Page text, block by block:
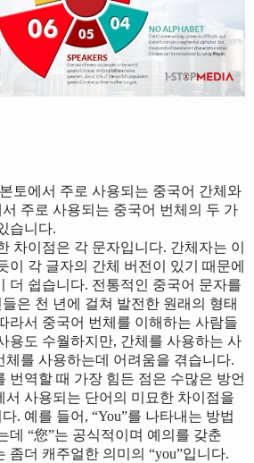
토에서 주로 사용되는 중국어 간체와
주로 사용되는 중국어 번체의 두 가
습니다.
차이점은 각 문자입니다. 간체자는 이
이 각 글자의 간체 버전이 있기 때문에
더 쉽습니다. 전통적인 중국어 문자를
은 천 년에 걸쳐 발전한 원래의 형태
라서 중국어 번체를 이해하는 사람들
용도 수월하지만, 간체를 사용하는 사
체를 사용하는데 어려움을 겪습니다.
번역할 때 가장 힘든 점은 수많은 방언
서 사용되는 단어의 미묘한 차이점을
. 예를 들어, “You”를 나타내는 방법
데 “您”는 공식적이며 예의를 갖춘
좀더 캐주얼한 의미의 “you”입니다.